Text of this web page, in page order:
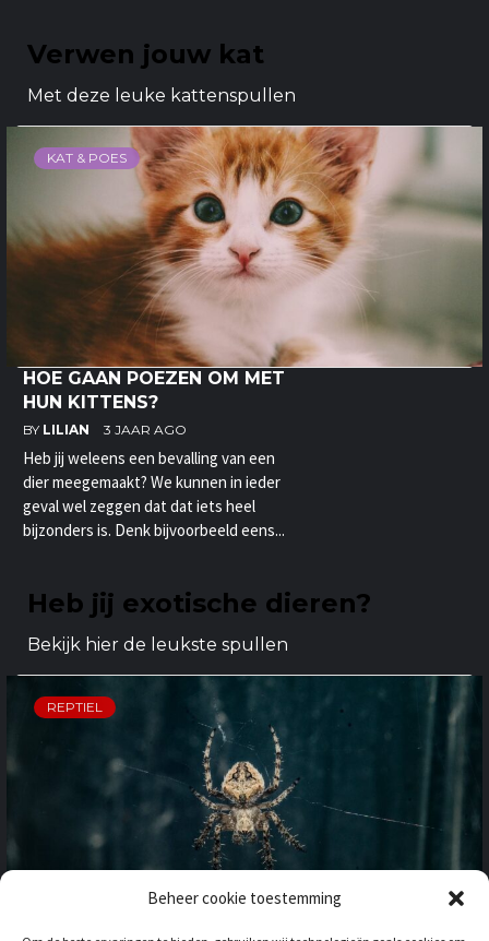
Beheer cookie toestemming
Verwen jouw kat
Met deze leuke kattenspullen
KAT & POES
HOE GAAN POEZEN OM MET
HUN KITTENS?
BY LILIAN 3 JAAR AGO
Heb jij weleens een bevalling van een
dier meegemaakt? We kunnen in ieder
geval wel zeggen dat dat iets heel
bijzonders is. Denk bijvoorbeeld eens...
Heb jij exotische dieren?
Bekijk hier de leukste spullen
REPTIEL